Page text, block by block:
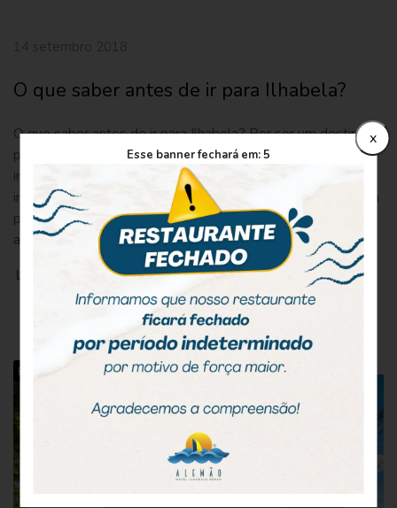
O que saber antes de ir para Ilhabela?
O que saber antes de ir para Ilhabela? Por ser um destino
perfeito para visitar a dois, com amigos e familiares, é
importante conhecer previamente alguns locais mais
indicados para um roteiro inesquecível de viagem e também
para saber o que fazer em Ilhabela. Por isso, selecionamos
alguns pontos que você deve conhecer antes de […]
LEIA MAIS
Eventos em Ilhabela
x
Esse banner fechará em:5